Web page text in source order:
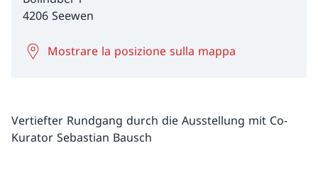
4206 Seewen
Mostrare la posizione sulla mappa
Vertiefter Rundgang durch die Ausstellung mit Co-
Kurator Sebastian Bausch